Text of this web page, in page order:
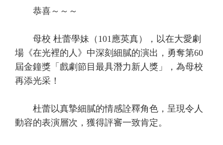
恭喜～～～
母校 杜蕾學妹（101應英真），以在大愛劇
場《在光裡的人》中深刻細膩的演出，勇奪第60
屆金鐘獎「戲劇節目最具潛力新人獎」，為母校
再添光采！
杜蕾以真摯細膩的情感詮釋角色，呈現令人
動容的表演層次，獲得評審一致肯定。